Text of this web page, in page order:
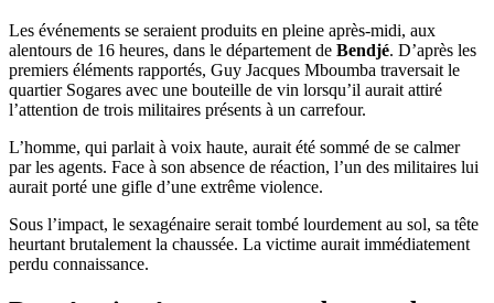
Les événements se seraient produits en pleine après-midi, aux
alentours de 16 heures, dans le département de Bendjé. D’après les
premiers éléments rapportés, Guy Jacques Mboumba traversait le
quartier Sogares avec une bouteille de vin lorsqu’il aurait attiré
l’attention de trois militaires présents à un carrefour.
L’homme, qui parlait à voix haute, aurait été sommé de se calmer
par les agents. Face à son absence de réaction, l’un des militaires lui
aurait porté une gifle d’une extrême violence.
Sous l’impact, le sexagénaire serait tombé lourdement au sol, sa tête
heurtant brutalement la chaussée. La victime aurait immédiatement
perdu connaissance.